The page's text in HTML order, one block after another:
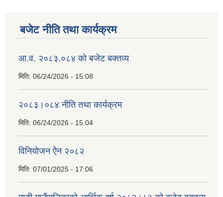
बजेट नीति तथा कार्यक्रम
आ.व. २०८३.०८४ को बजेट बक्तव्य
मिति: 06/24/2026 - 15:08
२०८३।०८४ नीति तथा कार्यक्रम
मिति: 06/24/2026 - 15:04
विनियोजन ऐेन २०८२
मिति: 07/01/2025 - 17:06